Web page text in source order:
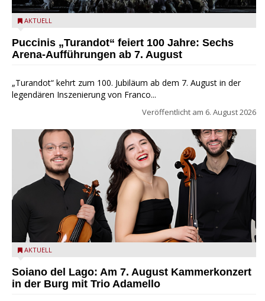
Turandot in der Arena von Verona - Ennevi für Fondazione
AKTUELL
Puccinis „Turandot“ feiert 100 Jahre: Sechs
Arena-Aufführungen ab 7. August
„Turandot“ kehrt zum 100. Jubiläum ab dem 7. August in der
legendären Inszenierung von Franco...
Veröffentlicht am 6. August 2026
Trio Adamello
AKTUELL
Soiano del Lago: Am 7. August Kammerkonzert
in der Burg mit Trio Adamello